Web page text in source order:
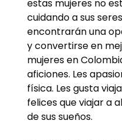
estas mujeres no
cuidando a sus
encontrarán una
y convertirse en
mujeres en
aficiones. Les
física. Les gusta
felices que viajar a
de sus sueños.